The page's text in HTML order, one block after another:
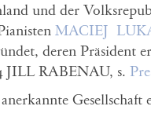
und der
MACIEJ
deren Präsident
JILL RABENAU, s.